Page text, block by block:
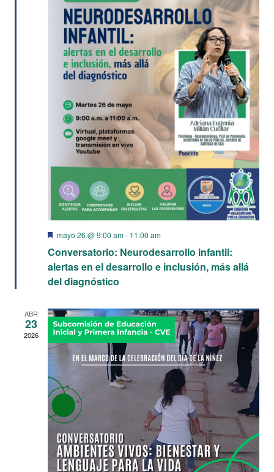
Destacado
mayo 26 @ 9:00 am- 11:00 am
Conversatorio: Neurodesarrollo infantil:
alertas en el desarrollo e inclusión, más allá
del diagnóstico
ABR
23
2026